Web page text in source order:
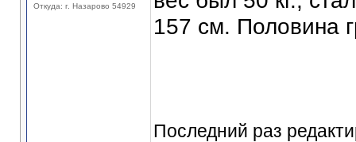
Откуда: г. Назарово 54929
157 см. Половина
Последний раз